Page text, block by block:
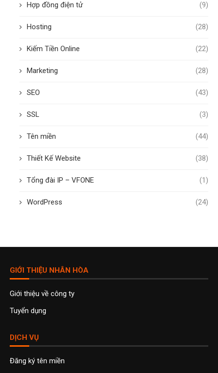
Hợp đồng điện tử (9)
Hosting (28)
Kiếm Tiền Online (22)
Marketing (28)
SEO (43)
SSL (3)
Tên miền (44)
Thiết Kế Website (38)
Tổng đài IP – VFONE (1)
WordPress (24)
GIỚI THIỆU NHÂN HÒA
Giới thiệu về công ty
Tuyển dụng
DỊCH VỤ
Đăng ký tên miền